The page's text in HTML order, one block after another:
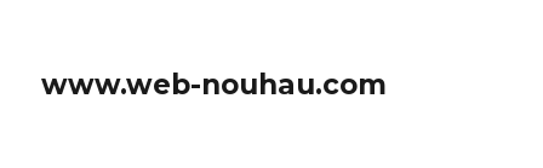
www.web-nouhau.com